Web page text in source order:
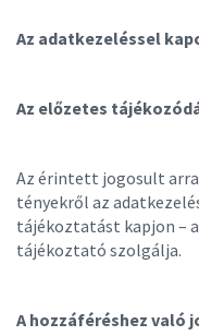
Az adatkezeléssel
Az előzetes
Az érintett jogosult
tényekről az
tájékoztatást kapjon –
tájékoztató szolgálja.
A hozzáféréshez való